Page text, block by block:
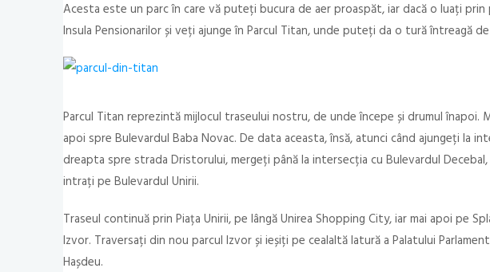
Acesta este un parc în care vă puteți bucura de aer proaspăt, iar dacă o luați
Insula Pensionarilor și veți ajunge în Parcul Titan, unde puteți da o tură întreagă
Parcul Titan reprezintă mijlocul traseului nostru, de unde începe și drumul înapoi.
apoi spre Bulevardul Baba Novac. De data aceasta, însă, atunci când ajungeți la
dreapta spre strada Dristorului, mergeți până la intersecția cu Bulevardul
intrați pe Bulevardul Unirii.
Traseul continuă prin Piața Unirii, pe lângă Unirea Shopping City, iar mai apoi pe
Izvor. Traversați din nou parcul Izvor și ieșiți pe cealaltă latură a Palatului
Hașdeu.